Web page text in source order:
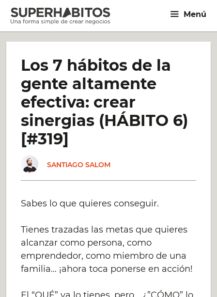
Saltar
contenido
Menú
Los 7 hábitos de la
gente altamente
efectiva: crear
sinergias (HÁBITO 6)
[#319]
SANTIAGO SALOM
Sabes lo que quieres conseguir.
Tienes trazadas las metas que quieres
alcanzar como persona, como
emprendedor, como miembro de una
familia… ¡ahora toca ponerse en acción!